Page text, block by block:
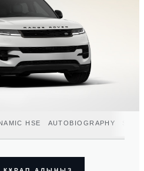
HSE AUTOBIOGRAPHY